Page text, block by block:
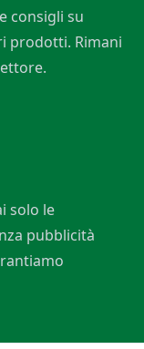
consigli su
prodotti. Rimani
solo le
pubblicità